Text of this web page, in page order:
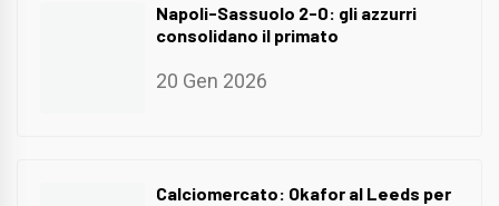
Napoli-Sassuolo 2-0: gli azzurri
consolidano il primato
20 Gen 2026
Calciomercato: Okafor al Leeds per